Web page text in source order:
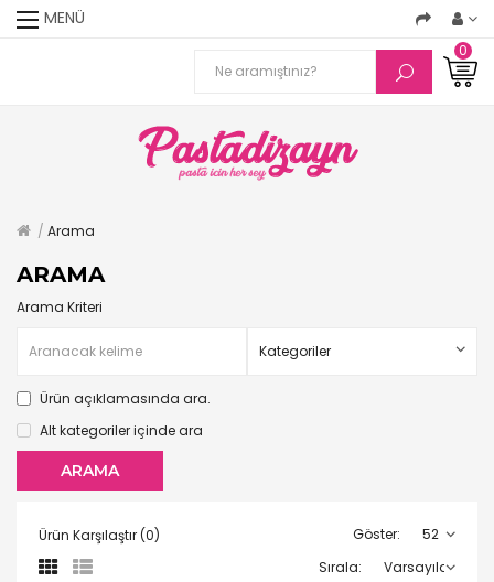
MENÜ
0
Arama
ARAMA
Arama Kriteri
Ürün açıklamasında ara.
Alt kategoriler içinde ara
Ürün Karşılaştır (0)
Göster:
Sırala: